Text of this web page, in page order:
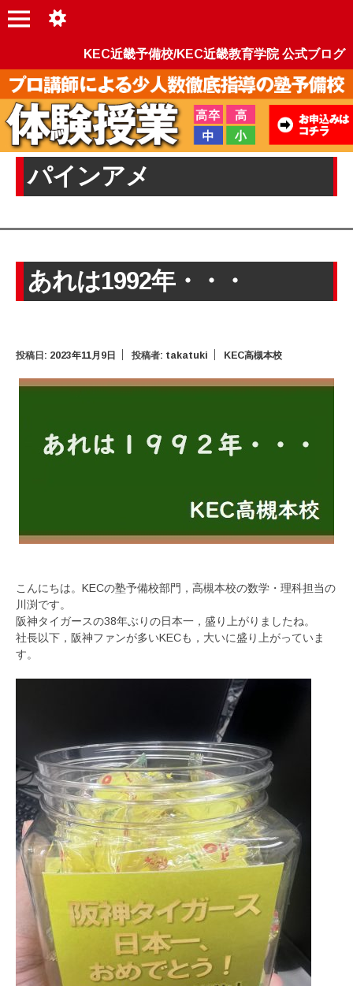
KEC近畿予備校/KEC近畿教育学院 公式ブログ
パインアメ
あれは1992年・・・
投稿日: 2023年11月9日 投稿者: takatuki KEC高槻本校
こんにちは。KECの塾予備校部門，高槻本校の数学・理科担当の
川渕です。
阪神タイガースの38年ぶりの日本一，盛り上がりましたね。
社長以下，阪神ファンが多いKECも，大いに盛り上がっていま
す。